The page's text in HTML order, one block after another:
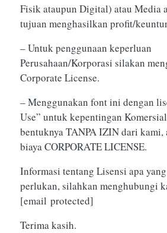
Fisik ataupun Digital) atau Media
tujuan menghasilkan profit/
– Untuk penggunaan keperluan
Perusahaan/Korporasi silakan
Corporate License.
– Menggunakan font ini dengan
Use” untuk kepentingan
bentuknya TANPA IZIN dari kami,
biaya CORPORATE LICENSE.
Informasi tentang Lisensi apa
perlukan, silahkan menghubungi
[email protected]
Terima kasih.